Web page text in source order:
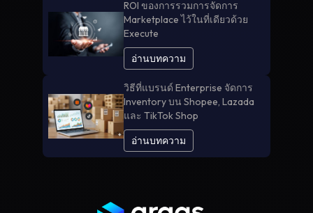
ROI ของการรวมการจัดการ
Marketplace ไว้ในที่เดียวด้วย
Execute
อ่านบทความ
วิธีที่แบรนด์ Enterprise จัดการ
Inventory บน Shopee, Lazada
และ TikTok Shop
อ่านบทความ